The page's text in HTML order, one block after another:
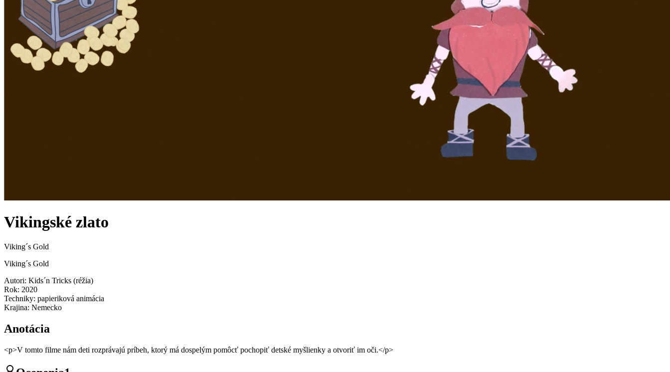
Vikingské zlato
Viking´s Gold
Viking´s Gold
Autori: Kids´n Tricks (réžia)
Rok: 2020
Techniky: papieriková animácia
Krajina: Nemecko
Anotácia
<p>V tomto filme nám deti rozprávajú príbeh, ktorý má dospelým pomôcť pochopiť detské myšlienky a otvoriť im oči.</p>